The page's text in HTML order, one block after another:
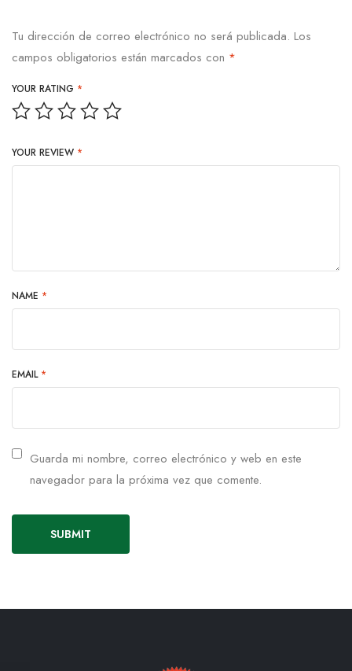
Tu dirección de correo electrónico no será publicada. Los
campos obligatorios están marcados con *
YOUR RATING *
YOUR REVIEW *
NAME *
EMAIL *
Guarda mi nombre, correo electrónico y web en este
navegador para la próxima vez que comente.